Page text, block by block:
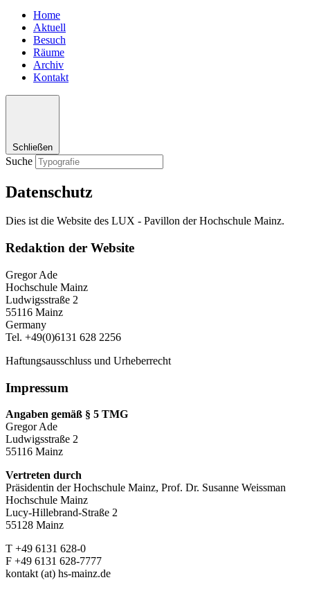
Home
Aktuell
Besuch
Räume
Archiv
Kontakt
Schließen
Suche
Datenschutz
Dies ist die Website des LUX - Pavillon der Hochschule Mainz.
Redaktion der Website
Gregor Ade
Hochschule Mainz
Ludwigsstraße 2
55116 Mainz
Germany
Tel. +49(0)6131 628 2256
Haftungsausschluss und Urheberrecht
Impressum
Angaben gemäß § 5 TMG
Gregor Ade
Ludwigsstraße 2
55116 Mainz
Vertreten durch
Präsidentin der Hochschule Mainz, Prof. Dr. Susanne Weissman
Hochschule Mainz
Lucy-Hillebrand-Straße 2
55128 Mainz
T +49 6131 628-0
F +49 6131 628-7777
kontakt (at) hs-mainz.de